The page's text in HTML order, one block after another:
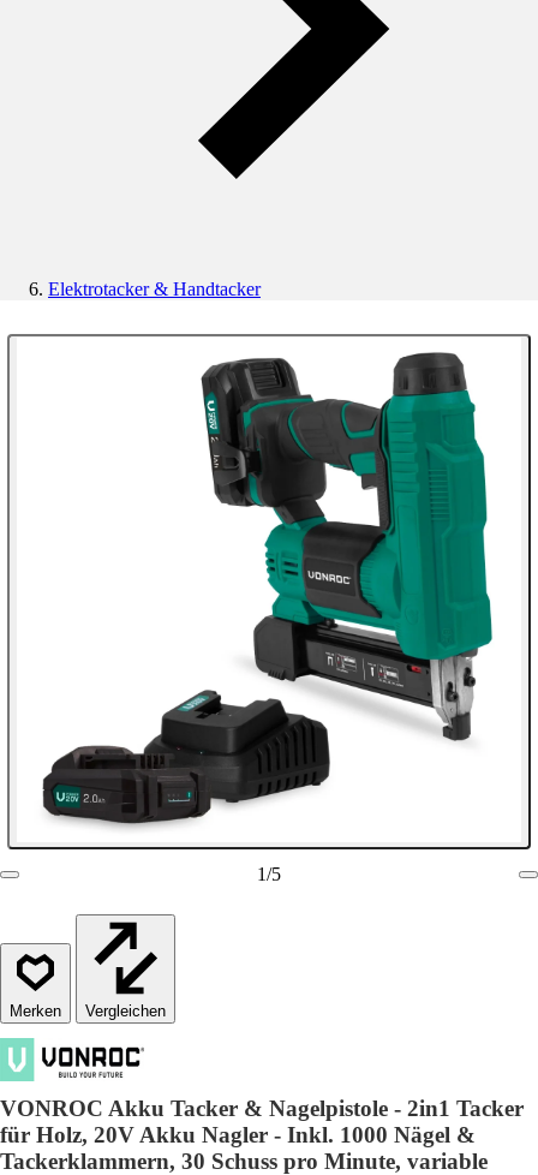
Elektrotacker & Handtacker
1/5
Vergleichen
VONROC Akku Tacker & Nagelpistole - 2in1 Tacker
für Holz, 20V Akku Nagler - Inkl. 1000 Nägel &
Tackerklammern, 30 Schuss pro Minute, variable